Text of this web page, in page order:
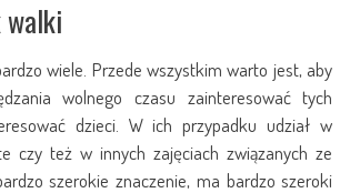
walki
wiele. Przede wszystkim warto jest, aby
wolnego czasu zainteresować tych
dzieci. W ich przypadku udział w
czy też w innych zajęciach związanych ze
szerokie znaczenie, ma bardzo szeroki